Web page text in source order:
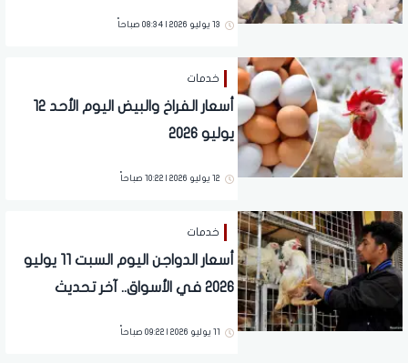
13 يوليو 2026 | 08:34 صباحاً
خدمات
أسعار الفراخ والبيض اليوم الأحد 12
يوليو 2026
12 يوليو 2026 | 10:22 صباحاً
خدمات
أسعار الدواجن اليوم السبت 11 يوليو
2026 في الأسواق.. آخر تحديث
11 يوليو 2026 | 09:22 صباحاً